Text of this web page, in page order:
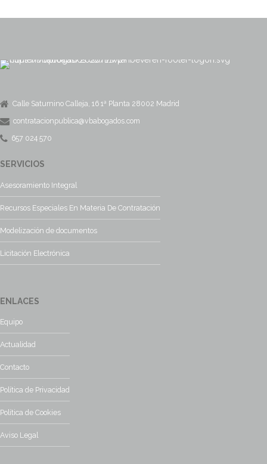
Calle Saturnino Calleja, 16 1ª Planta 28002 Madrid
contratacionpublica@vbabogados.com
657 024 570
SERVICIOS
Asesoramiento Integral
Recursos Especiales En Materia De Contratación
Modelización de documentos
Licitación Electrónica
ENLACES
Equipo
Actualidad
Contacto
Política de Privacidad
Política de Cookies
Aviso Legal